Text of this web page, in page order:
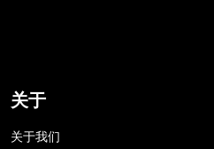
关于
关于我们